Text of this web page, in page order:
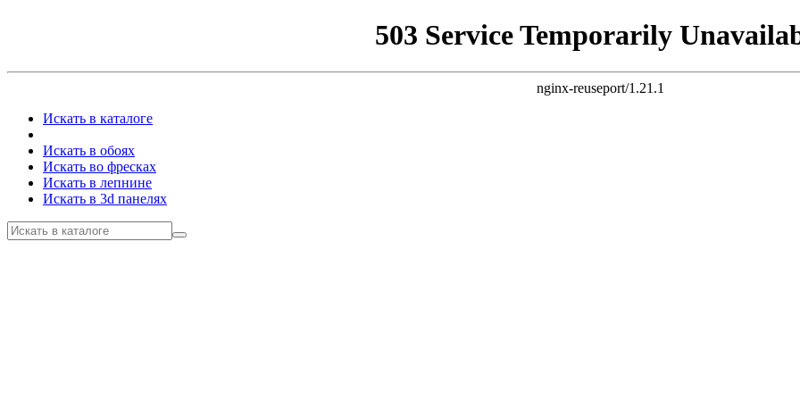
503 Service Temporarily
nginx-reuseport/1.21.1
Искать в каталоге
Искать в обоях
Искать во фресках
Искать в лепнине
Искать в 3d панелях